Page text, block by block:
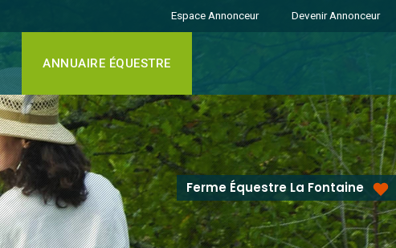
ANNUAIRE ÉQUESTRE
Espace Annonceur Devenir Annonceur
Ferme Équestre La Fontaine